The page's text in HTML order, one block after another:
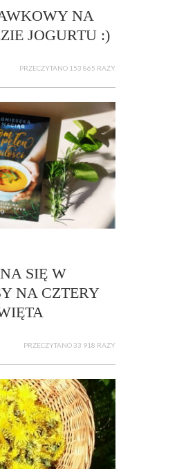
NA
JOGURTU :)
PRZECZYTANO 153 865 RAZY
SIĘ W
NA CZTERY
PRZECZYTANO 33 918 RAZY